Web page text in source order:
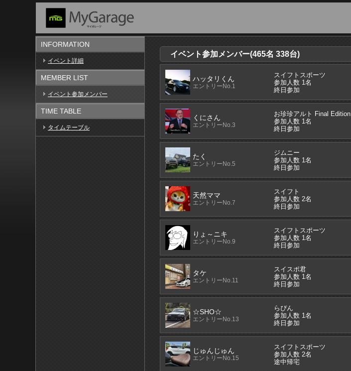
INFORMATION
イベント詳細
MEMBER LIST
イベント参加メンバー
TIME TABLE
タイムテーブル
イベント参加メンバー(465名 338台)
ハッタリくん
エントリーNo.1
スイフトスポーツ
参加人数 1名
終日参加
くにさん
エントリーNo.3
お珍珍アルト Final Edition
参加人数 1名
終日参加
たく
エントリーNo.5
ジムニー
参加人数 1名
終日参加
天然ママ
エントリーNo.7
スイフト
参加人数 2名
終日参加
りょ～ニキ
エントリーNo.9
スイフトスポーツ
参加人数 1名
終日参加
タケ
エントリーNo.11
スイスポ君
参加人数 1名
終日参加
☆SHO☆
エントリーNo.13
らぴん
参加人数 1名
終日参加
じゅんじゅん
エントリーNo.15
スイフトスポーツ
参加人数 2名
途中帰宅